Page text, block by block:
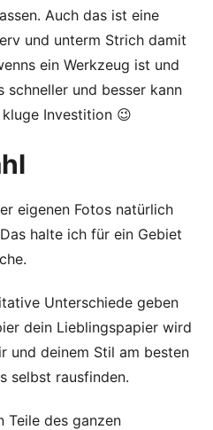
Auch das ist eine
und unterm Strich damit
ein Werkzeug ist und
schneller und besser kann
Investition 😉
eigenen Fotos natürlich
halte ich für ein Gebiet
Unterschiede geben
dein Lieblingspapier wird
und deinem Stil am besten
selbst rausfinden.
Teile des ganzen